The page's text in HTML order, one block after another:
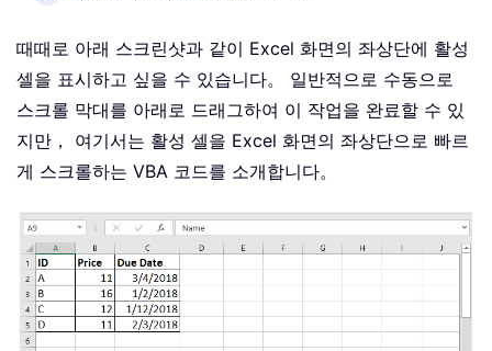
때때로 아래 스크린샷과 같이 Excel 화면의 좌상단에 활성
셀을 표시하고 싶을 수 있습니다。 일반적으로 수동으로
스크롤 막대를 아래로 드래그하여 이 작업을 완료할 수 있
지만， 여기서는 활성 셀을 Excel 화면의 좌상단으로 빠르
게 스크롤하는 VBA 코드를 소개합니다。